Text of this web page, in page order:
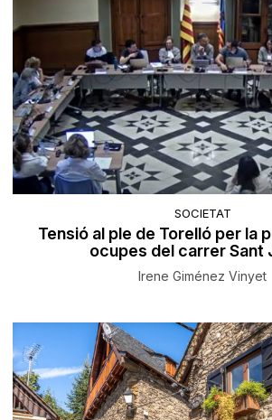
SOCIETAT
Tensió al ple de Torelló per la
ocupes del carrer Sant
Irene Giménez Vinyet